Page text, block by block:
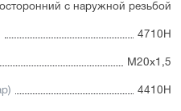
с возможностью
дополнительное
устойчивость
с наружной резьбой
4710Н
М20х1,5
4410Н